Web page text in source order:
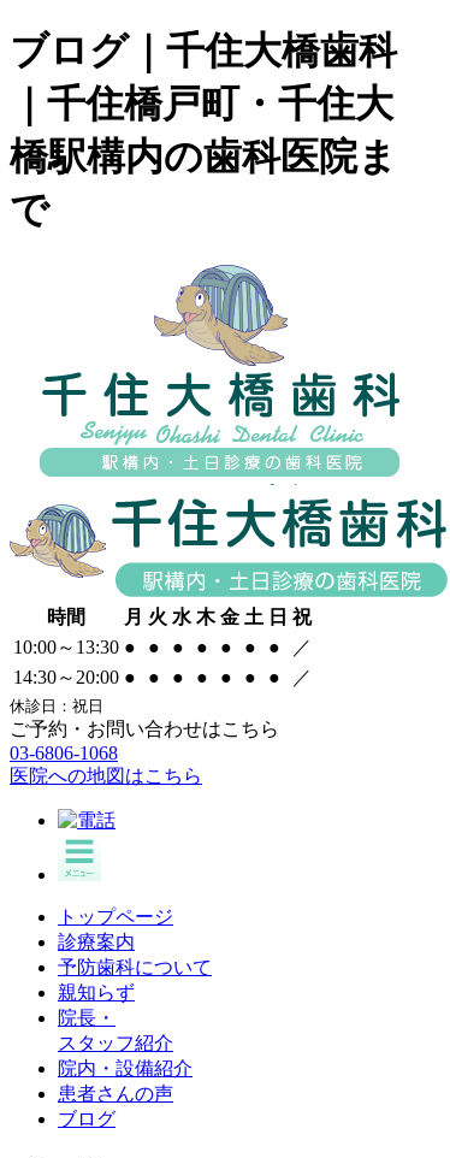
ブログ｜千住大橋歯科
｜千住橋戸町・千住大
橋駅構内の歯科医院ま
で
時間 月 火 水 木 金 土 日 祝
10:00～13:30 ● ● ● ● ● ● ●
／
14:30～20:00 ● ● ● ● ● ● ● ／
休診日：祝日
ご予約・お問い合わせはこちら
03-6806-1068
医院への地図はこちら
トップページ
診療案内
予防歯科について
親知らず
院長・
スタッフ紹介
院内・設備紹介
患者さんの声
ブログ